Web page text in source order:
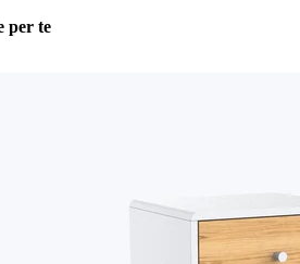
per te